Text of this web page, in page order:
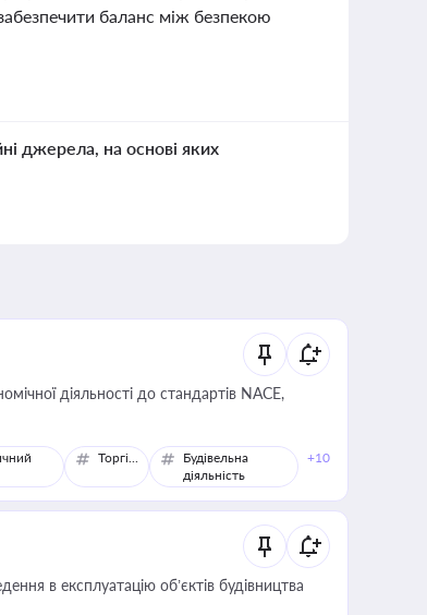
баланс між безпекою
джерела, на основі яких
діяльності до стандартів NACE,
Торгівля
Будівельна
діяльність
+10
в експлуатацію об’єктів будівництва